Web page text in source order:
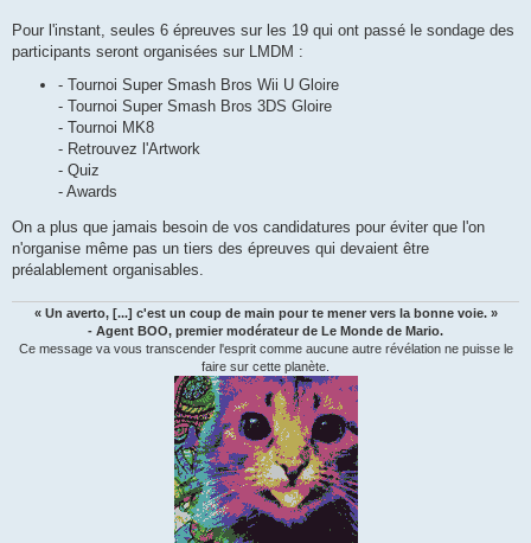
g
Pour l'instant, seules 6 épreuves sur les 19 qui ont passé le sondage des
participants seront organisées sur LMDM :
- Tournoi Super Smash Bros Wii U Gloire
- Tournoi Super Smash Bros 3DS Gloire
- Tournoi MK8
- Retrouvez l'Artwork
- Quiz
- Awards
On a plus que jamais besoin de vos candidatures pour éviter que l'on
n'organise même pas un tiers des épreuves qui devaient être
préalablement organisables.
« Un averto, [...] c'est un coup de main pour te mener vers la bonne voie. »
- Agent BOO, premier modérateur de Le Monde de Mario.
Ce message va vous transcender l'esprit comme aucune autre révélation ne puisse le
faire sur cette planète.